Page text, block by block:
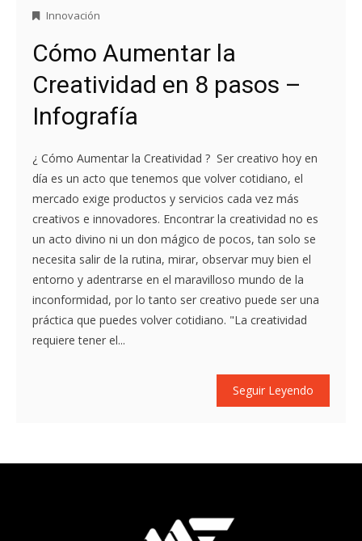
Innovación
Cómo Aumentar la
Creatividad en 8 pasos –
Infografía
¿ Cómo Aumentar la Creatividad ? Ser creativo hoy en
día es un acto que tenemos que volver cotidiano, el
mercado exige productos y servicios cada vez más
creativos e innovadores. Encontrar la creatividad no es
un acto divino ni un don mágico de pocos, tan solo se
necesita salir de la rutina, mirar, observar muy bien el
entorno y adentrarse en el maravilloso mundo de la
inconformidad, por lo tanto ser creativo puede ser una
práctica que puedes volver cotidiano. "La creatividad
requiere tener el...
Seguir Leyendo